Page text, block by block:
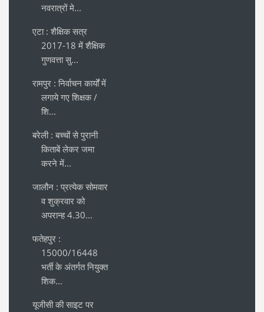
नवरात्रों मे...
एटा : शैक्षिक सत्र
2017-18 में शैक्षिक
गुणवत्ता सु...
रामपुर : निर्वाचन कार्यों में
लगाये गए शिक्षक /
शि...
बरेली : बच्चों से पुरानी
किताबें लेकर जमा
करने में...
जालौन : प्रत्येक सोमवार
व शुक्रवार को
अपरान्ह 4.30...
फतेहपुर :
15000/16448
भर्ती के अंतर्गत नियुक्त
शिक...
यूजीसी की साइट पर